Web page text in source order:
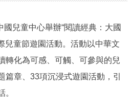
機構職能 政策服務
政策解讀 回應關切
兒童中心舉辦“閱讀經典：大國
兒童節遊園活動。活動以中華文
轉化為可感、可觸、可參與的兒
篇章、33項沉浸式遊園活動，引
。